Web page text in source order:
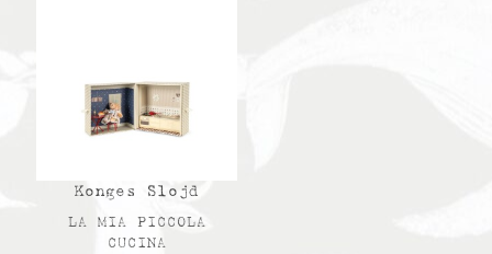
Konges Slojd
LA MIA PICCOLA
CUCINA